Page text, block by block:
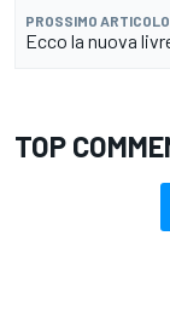
PROSSIMO ARTICOLO
Ecco la nuova
TOP